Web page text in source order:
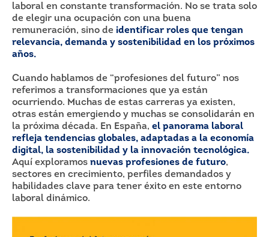
laboral en constante transformación. No se trata solo
de elegir una ocupación con una buena
remuneración, sino de identificar roles que tengan
relevancia, demanda y sostenibilidad en los próximos
años.
Cuando hablamos de “profesiones del futuro” nos
referimos a transformaciones que ya están
ocurriendo. Muchas de estas carreras ya existen,
otras están emergiendo y muchas se consolidarán en
la próxima década. En España, el panorama laboral
refleja tendencias globales, adaptadas a la economía
digital, la sostenibilidad y la innovación tecnológica.
Aquí exploramos nuevas profesiones de futuro,
sectores en crecimiento, perfiles demandados y
habilidades clave para tener éxito en este entorno
laboral dinámico.